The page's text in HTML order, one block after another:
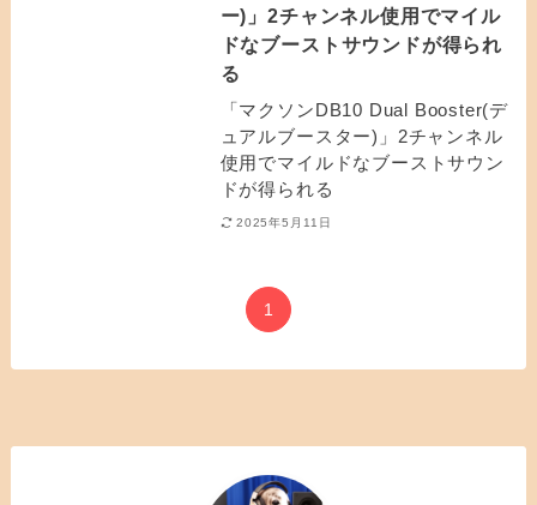
ー)」2チャンネル使用でマイル
ドなブーストサウンドが得られ
る
「マクソンDB10 Dual Booster(デ
ュアルブースター)」2チャンネル
使用でマイルドなブーストサウン
ドが得られる
2025年5月11日
1